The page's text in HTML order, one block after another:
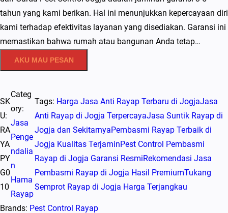
tahun yang kami berikan. Hal ini menunjukkan kepercayaan diri
kami terhadap efektivitas layanan yang disediakan. Garansi ini
memastikan bahwa rumah atau bangunan Anda tetap…
AKU MAU PESAN
SK
U:
RA
YA
PY
G0
10
Categ
ory:
Jasa
Penge
ndalia
n
Hama
Rayap
Tags: Harga Jasa Anti Rayap Terbaru di JogjaJasa
Anti Rayap di Jogja TerpercayaJasa Suntik Rayap di
Jogja dan SekitarnyaPembasmi Rayap Terbaik di
Jogja Kualitas TerjaminPest Control Pembasmi
Rayap di Jogja Garansi ResmiRekomendasi Jasa
Pembasmi Rayap di Jogja Hasil PremiumTukang
Semprot Rayap di Jogja Harga Terjangkau
Brands: Pest Control Rayap